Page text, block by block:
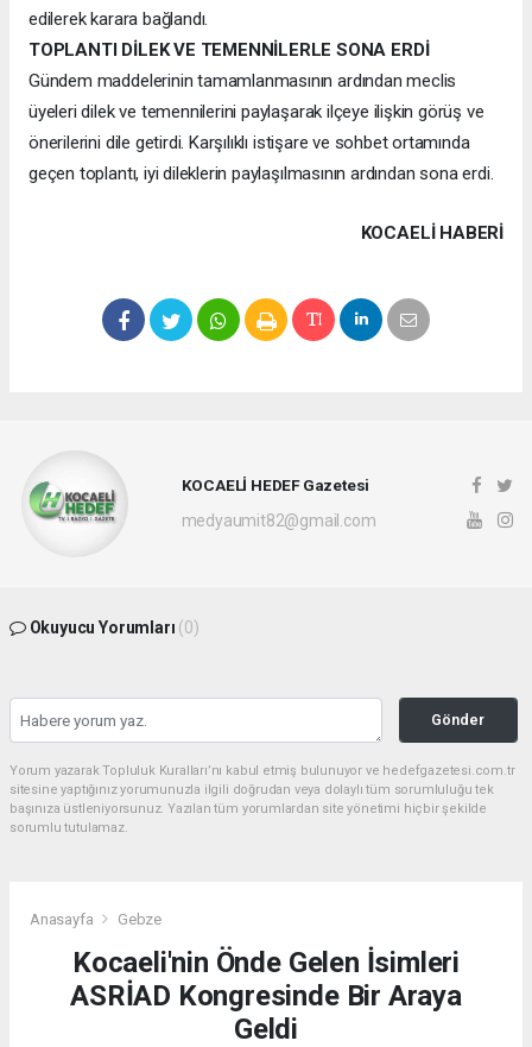
edilerek karara bağlandı.
TOPLANTI DİLEK VE TEMENNİLERLE SONA ERDİ
Gündem maddelerinin tamamlanmasının ardından meclis
üyeleri dilek ve temennilerini paylaşarak ilçeye ilişkin görüş ve
önerilerini dile getirdi. Karşılıklı istişare ve sohbet ortamında
geçen toplantı, iyi dileklerin paylaşılmasının ardından sona erdi.
KOCAELI HABERİ
KOCAELİ HEDEF Gazetesi
medyaumit82@gmail.com
Okuyucu Yorumları (0)
Gönder
Yorum yazarak Topluluk Kuralları’nı kabul etmiş bulunuyor ve hedefgazetesi.com.tr
sitesine yaptığınız yorumunuzla ilgili doğrudan veya dolaylı tüm sorumluluğu tek
başınıza üstleniyorsunuz. Yazılan tüm yorumlardan site yönetimi hiçbir şekilde
sorumlu tutulamaz.
Anasayfa Gebze
Kocaeli'nin Önde Gelen İsimleri
ASRİAD Kongresinde Bir Araya
Geldi